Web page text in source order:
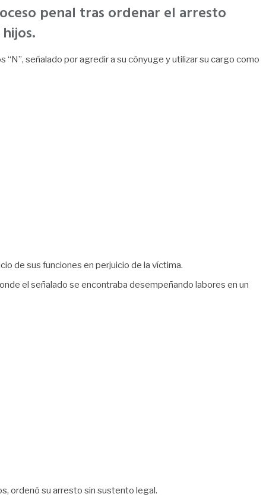
penal tras ordenar el arresto
señalado por agredir a su cónyuge y utilizar su cargo como
de sus funciones en perjuicio de la víctima.
el señalado se encontraba desempeñando labores en un
ordenó su arresto sin sustento legal.